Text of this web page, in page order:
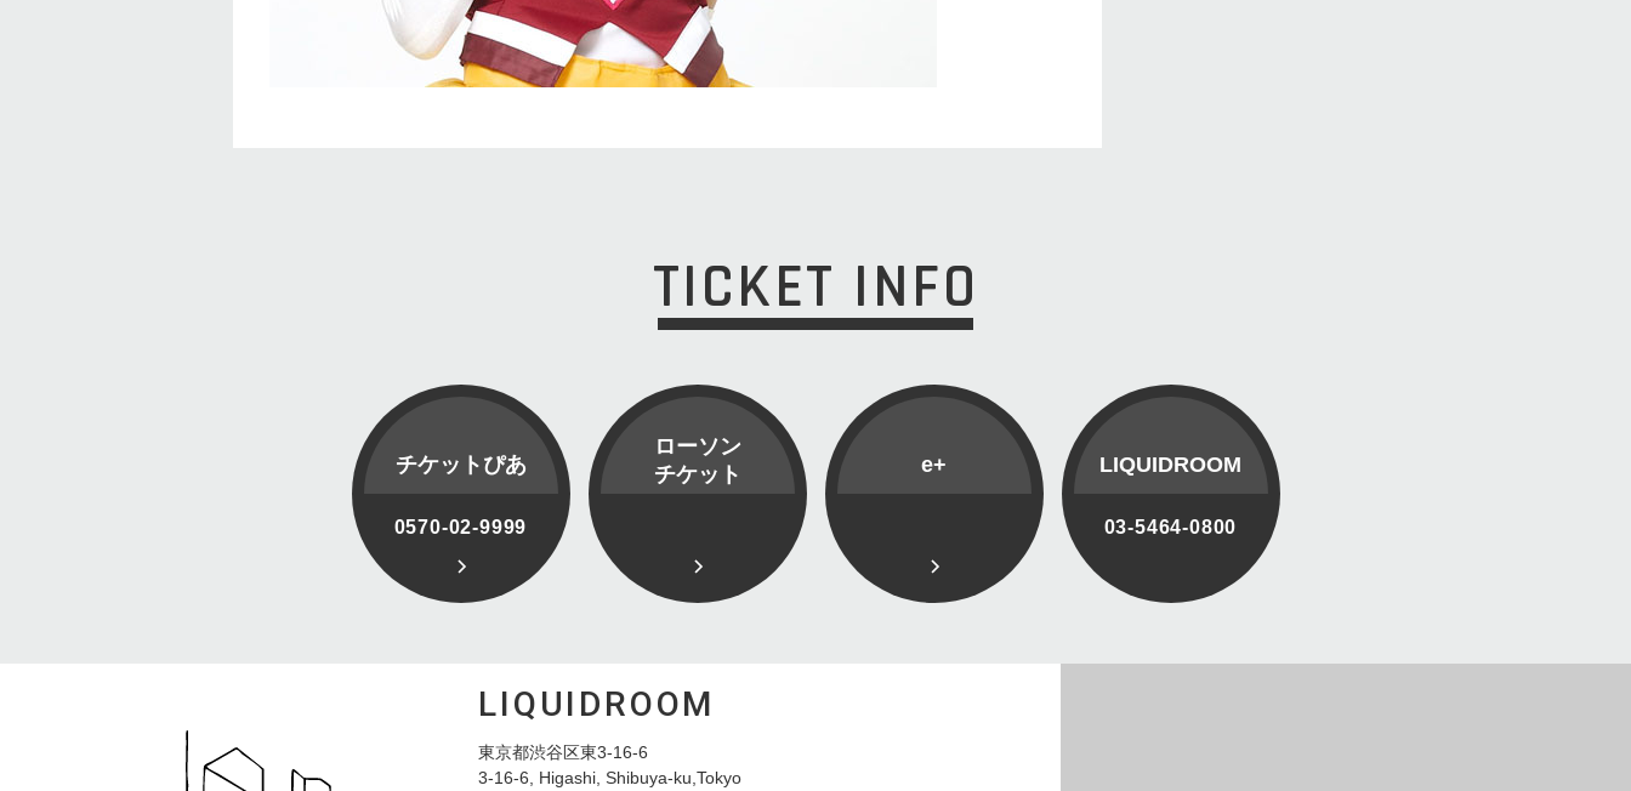
TICKET INFO
チケットぴあ
0570-02-9999
ローソン
チケット
e+ LIQUIDROOM
03-5464-0800
LIQUIDROOM
東京都渋谷区東3-16-6
3-16-6, Higashi, Shibuya-ku,Tokyo